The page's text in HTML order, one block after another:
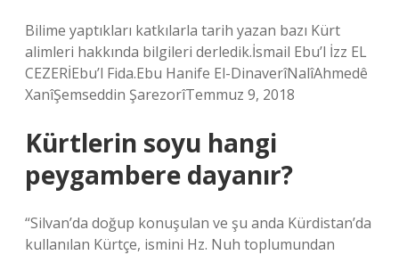
Bilime yaptıkları katkılarla tarih yazan bazı Kürt
alimleri hakkında bilgileri derledik.İsmail Ebu’l İzz EL
CEZERİEbu’l Fida.Ebu Hanife El-DinaverîNalîAhmedê
XanîŞemseddin ŞarezorîTemmuz 9, 2018
Kürtlerin soyu hangi
peygambere dayanır?
“Silvan’da doğup konuşulan ve şu anda Kürdistan’da
kullanılan Kürtçe, ismini Hz. Nuh toplumundan